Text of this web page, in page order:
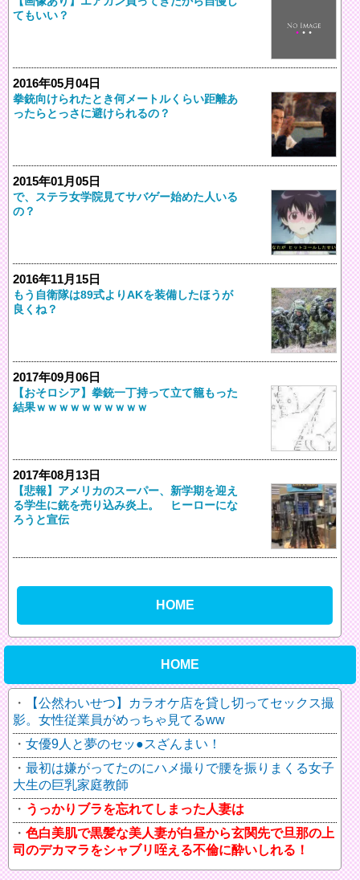
てもいい？
2016年05月04日
拳銃向けられたとき何メートルくらい距離あ
ったらとっさに避けられるの？
2015年01月05日
で、ステラ女学院見てサバゲー始めた人いる
の？
2016年11月15日
もう自衛隊は89式よりAKを装備したほうが
良くね？
2017年09月06日
【おそロシア】拳銃一丁持って立て籠もった
結果ｗｗｗｗｗｗｗｗｗｗ
2017年08月13日
【悲報】アメリカのスーパー、新学期を迎え
る学生に銃を売り込み炎上。 ヒーローにな
ろうと宣伝
HOME
HOME
【公然わいせつ】カラオケ店を貸し切ってセックス撮
影。女性従業員がめっちゃ見てるww
女優9人と夢のセッ●スざんまい！
最初は嫌がってたのにハメ撮りで腰を振りまくる女子
大生の巨乳家庭教師
うっかりブラを忘れてしまった人妻は
色白美肌で黒髪な美人妻が白昼から玄関先で旦那の上
司のデカマラをシャブリ咥える不倫に酔いしれる！